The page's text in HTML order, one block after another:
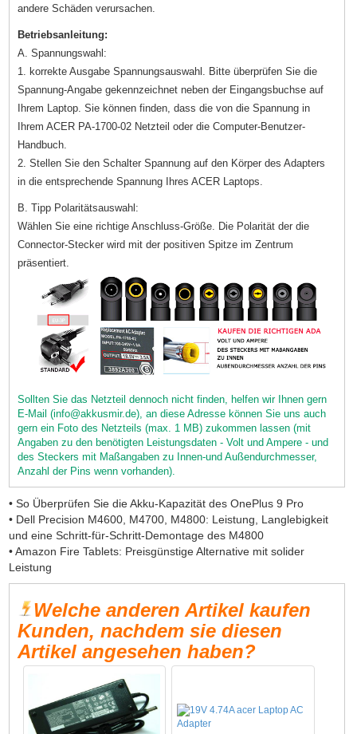
andere Schäden verursachen.
Betriebsanleitung:
A. Spannungswahl:
1. korrekte Ausgabe Spannungsauswahl. Bitte überprüfen Sie die
Spannung-Angabe gekennzeichnet neben der Eingangsbuchse auf
Ihrem Laptop. Sie können finden, dass die von die Spannung in
Ihrem ACER PA-1700-02 Netzteil oder die Computer-Benutzer-
Handbuch.
2. Stellen Sie den Schalter Spannung auf den Körper des Adapters
in die entsprechende Spannung Ihres ACER Laptops.
B. Tipp Polaritätsauswahl:
Wählen Sie eine richtige Anschluss-Größe. Die Polarität der die
Connector-Stecker wird mit der positiven Spitze im Zentrum
präsentiert.
Sollten Sie das Netzteil dennoch nicht finden, helfen wir Ihnen gern
E-Mail (info@akkusmir.de), an diese Adresse können Sie uns auch
gern ein Foto des Netzteils (max. 1 MB) zukommen lassen (mit
Angaben zu den benötigten Leistungsdaten - Volt und Ampere - und
des Steckers mit Maßangaben zu Innen-und Außendurchmesser,
Anzahl der Pins wenn vorhanden).
• So Überprüfen Sie die Akku-Kapazität des OnePlus 9 Pro
• Dell Precision M4600, M4700, M4800: Leistung, Langlebigkeit
und eine Schritt-für-Schritt-Demontage des M4800
• Amazon Fire Tablets: Preisgünstige Alternative mit solider
Leistung
Welche anderen Artikel kaufen
Kunden, nachdem sie diesen
Artikel angesehen haben?